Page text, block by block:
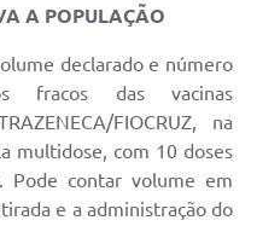
A POPULAÇÃO
declarado e número
fracos das vacinas
FIOCRUZ, na
multidose, com 10 doses
Pode contar volume em
e a administração do